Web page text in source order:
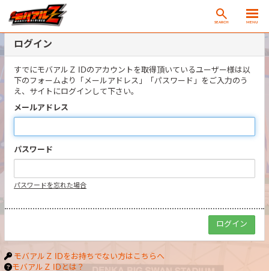
SEARCH MENU
ログイン
すでにモバアルＺ IDのアカウントを取得頂いているユーザー様は以
下のフォームより「メールアドレス」「パスワード」をご入力のう
え、サイトにログインして下さい。
メールアドレス
パスワード
パスワードを忘れた場合
モバアルＺ IDをお持ちでない方はこちらへ
モバアルＺ IDとは？